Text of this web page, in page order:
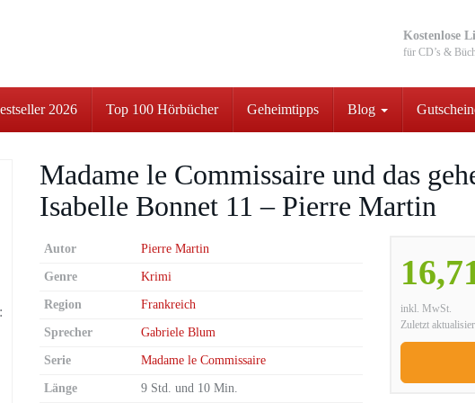
Kostenlose
für CD’s &
2026 Top 100 Hörbücher Geheimtipps Blog
Madame le Commissaire und das
Isabelle Bonnet 11 – Pierre Martin
inkl. MwSt.
Zuletzt
Autor Pierre Martin
Genre Krimi
Region Frankreich
Sprecher Gabriele Blum
Serie Madame le Commissaire
Länge 9 Std. und 10 Min.